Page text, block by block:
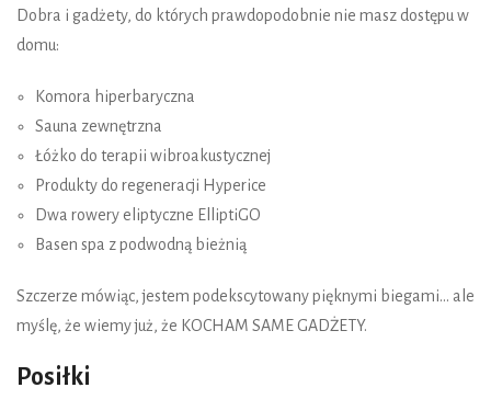
Dobra i gadżety, do których prawdopodobnie nie masz dostępu w
domu:
Komora hiperbaryczna
Sauna zewnętrzna
Łóżko do terapii wibroakustycznej
Produkty do regeneracji Hyperice
Dwa rowery eliptyczne ElliptiGO
Basen spa z podwodną bieżnią
Szczerze mówiąc, jestem podekscytowany pięknymi biegami... ale
myślę, że wiemy już, że KOCHAM SAME GADŻETY.
Posiłki